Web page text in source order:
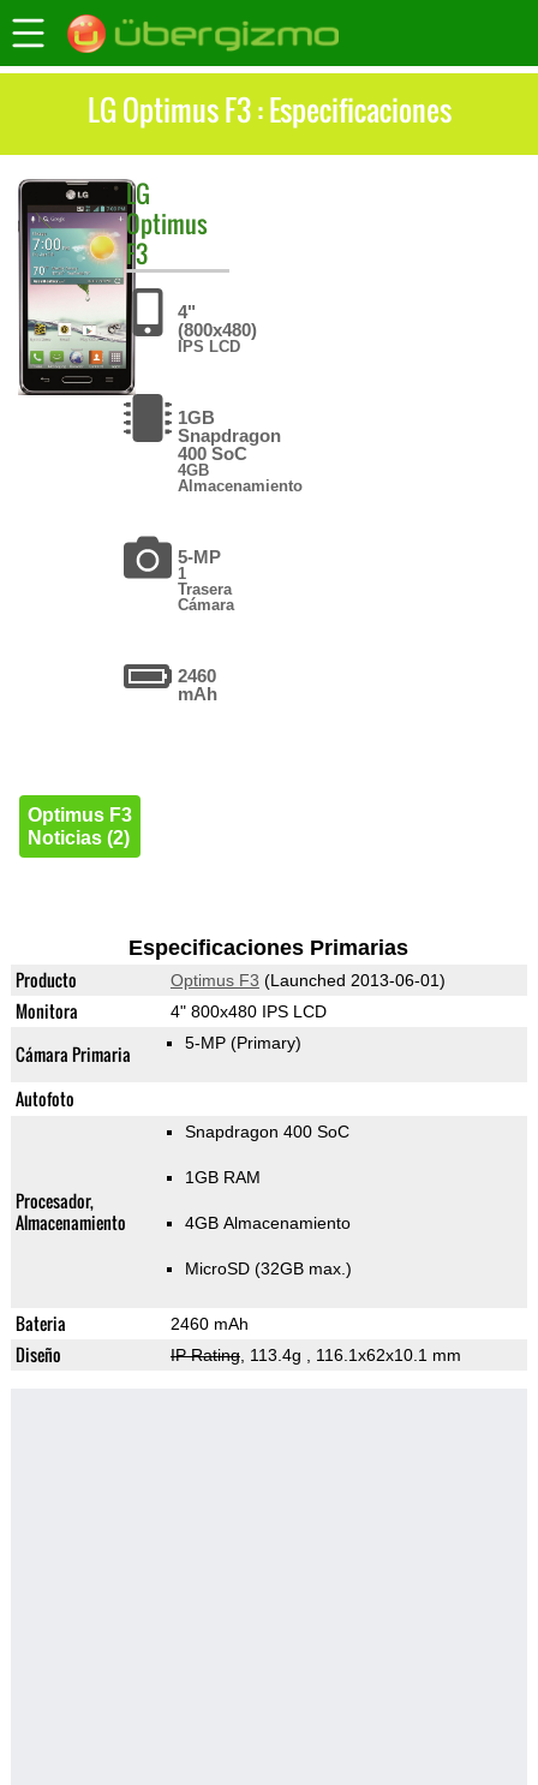
LG Optimus F3 : Especificaciones
LG
Optimus
F3
4"
(800x480)
IPS LCD
1GB
Snapdragon
400 SoC
4GB
Almacenamiento
5-MP
1
Trasera
Cámara
2460
mAh
Optimus F3
Noticias (2)
Especificaciones Primarias
Producto Optimus F3 (Launched 2013-06-01)
Monitora 4" 800x480 IPS LCD
Cámara Primaria 5-MP (Primary)
Autofoto
Procesador,
Almacenamiento
Snapdragon 400 SoC
1GB RAM
4GB Almacenamiento
MicroSD (32GB max.)
Bateria 2460 mAh
Diseño IP Rating, 113.4g , 116.1x62x10.1 mm